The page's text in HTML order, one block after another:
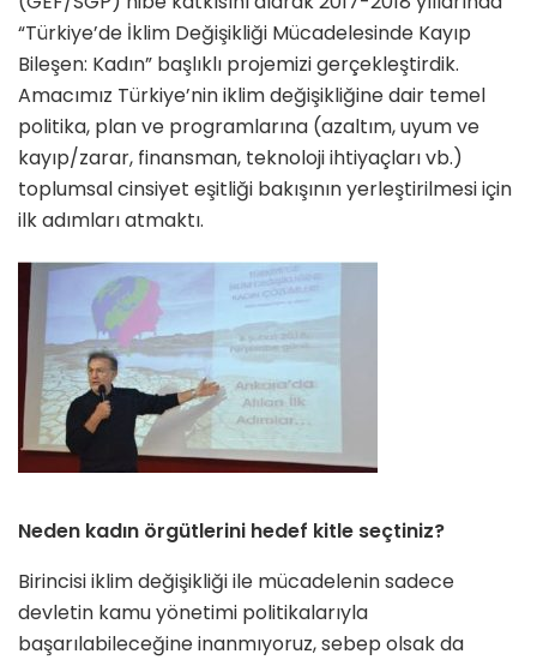
“Türkiye’de İklim Değişikliği Mücadelesinde Kayıp
Bileşen: Kadın” başlıklı projemizi gerçekleştirdik.
Amacımız Türkiye’nin iklim değişikliğine dair temel
politika, plan ve programlarına (azaltım, uyum ve
kayıp/zarar, finansman, teknoloji ihtiyaçları vb.)
toplumsal cinsiyet eşitliği bakışının yerleştirilmesi için
ilk adımları atmaktı.
Neden kadın örgütlerini hedef kitle seçtiniz?
Birincisi iklim değişikliği ile mücadelenin sadece
devletin kamu yönetimi politikalarıyla
başarılabileceğine inanmıyoruz, sebep olsak da